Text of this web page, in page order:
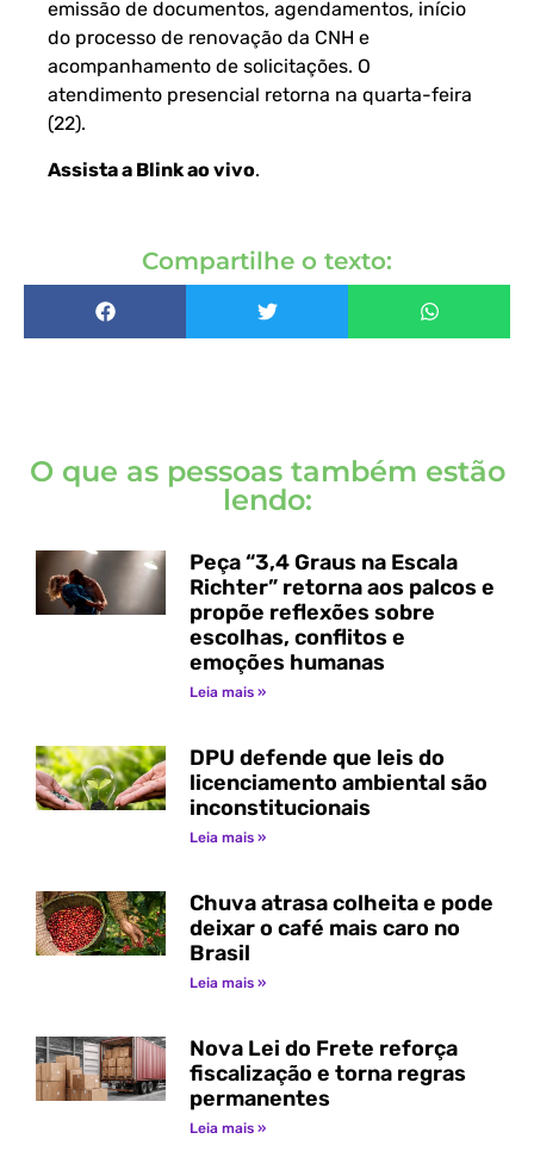
emissão de documentos, agendamentos, início
do processo de renovação da CNH e
acompanhamento de solicitações. O
atendimento presencial retorna na quarta-feira
(22).
Assista a Blink ao vivo.
Compartilhe o texto:
O que as pessoas também estão
lendo:
Peça “3,4 Graus na Escala
Richter” retorna aos palcos e
propõe reflexões sobre
escolhas, conflitos e
emoções humanas
Leia mais »
DPU defende que leis do
licenciamento ambiental são
inconstitucionais
Leia mais »
Chuva atrasa colheita e pode
deixar o café mais caro no
Brasil
Leia mais »
Nova Lei do Frete reforça
fiscalização e torna regras
permanentes
Leia mais »